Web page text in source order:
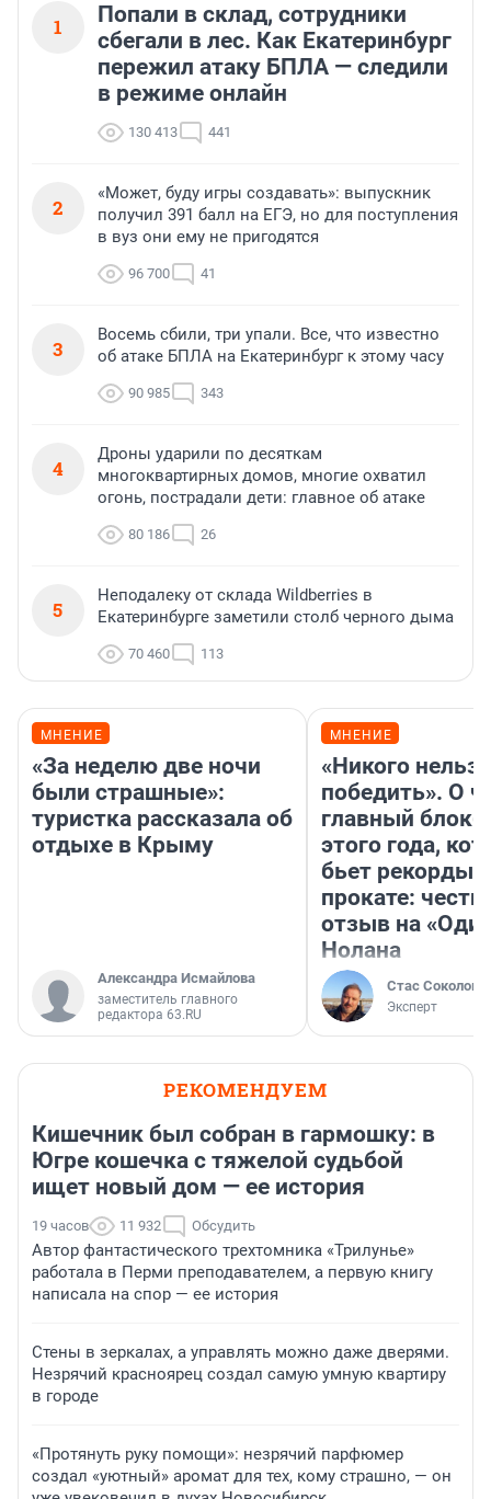
1
Попали в склад, сотрудники
сбегали в лес. Как Екатеринбург
пережил атаку БПЛА — следили
в режиме онлайн
130 413 441
2
«Может, буду игры создавать»: выпускник
получил 391 балл на ЕГЭ, но для поступления
в вуз они ему не пригодятся
96 700 41
3
Восемь сбили, три упали. Все, что известно
об атаке БПЛА на Екатеринбург к этому часу
90 985 343
4
Дроны ударили по десяткам
многоквартирных домов, многие охватил
огонь, пострадали дети: главное об атаке
80 186 26
5
Неподалеку от склада Wildberries в
Екатеринбурге заметили столб черного дыма
70 460 113
МНЕНИЕ
«За неделю две ночи
были страшные»:
туристка рассказала об
отдыхе в Крыму
Александра Исмайлова
заместитель главного
редактора 63.RU
МНЕНИЕ
«Никого нельзя
победить». О
главный
этого года,
бьет рекорды в
прокате:
отзыв на
Нолана
Стас Соколов
Эксперт
РЕКОМЕНДУЕМ
Кишечник был собран в гармошку: в
Югре кошечка с тяжелой судьбой
ищет новый дом — ее история
19 часов 11 932 Обсудить
Автор фантастического трехтомника «Трилунье»
работала в Перми преподавателем, а первую книгу
написала на спор — ее история
Стены в зеркалах, а управлять можно даже дверями.
Незрячий красноярец создал самую умную квартиру
в городе
«Протянуть руку помощи»: незрячий парфюмер
создал «уютный» аромат для тех, кому страшно, — он